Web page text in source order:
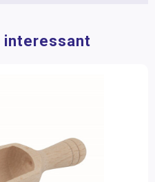
interessant